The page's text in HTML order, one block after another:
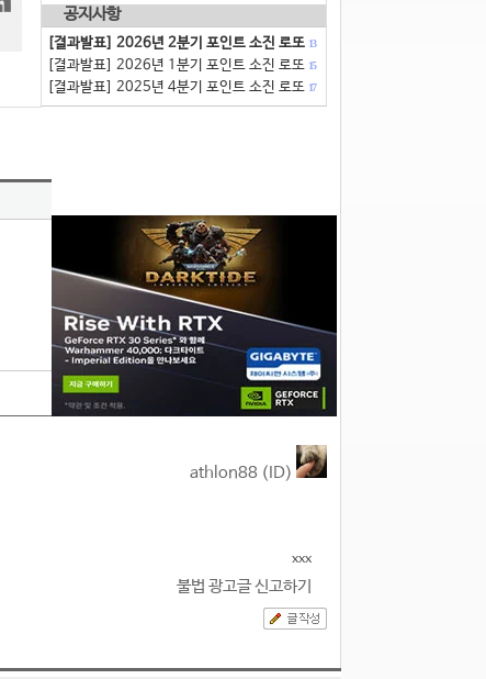
공지사항
[결과발표] 2026년 2분기 포인트 소진 로또 13
[결과발표] 2026년 1분기 포인트 소진 로또 15
[결과발표] 2025년 4분기 포인트 소진 로또 17
athlon88 (ID)
xxx
불법 광고글 신고하기